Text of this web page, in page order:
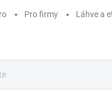
Pro firmy Láhve a